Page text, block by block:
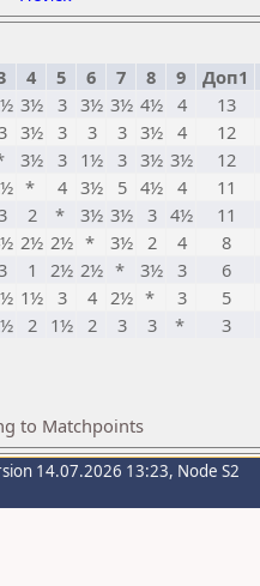
4 5 6 7 8 9 Доп1
3½ 3 3½ 3½ 4½ 4 13
3½ 3 3 3 3½ 4 12
3½ 3 1½ 3 3½ 3½ 12
* 4 3½ 5 4½ 4 11
2 * 3½ 3½ 3 4½ 11
2½ 2½ * 3½ 2 4 8
1 2½ 2½ * 3½ 3 6
1½ 3 4 2½ * 3 5
2 1½ 2 3 3 * 3
to Matchpoints
14.07.2026 13:23, Node S2